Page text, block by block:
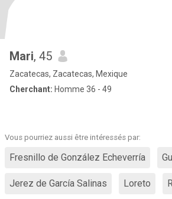
Mari, 45
Zacatecas, Zacatecas, Mexique
Cherchant: Homme 36 - 49
Vous pourriez aussi être intéressés par:
Fresnillo de González Echeverría
Jerez de García Salinas Loreto